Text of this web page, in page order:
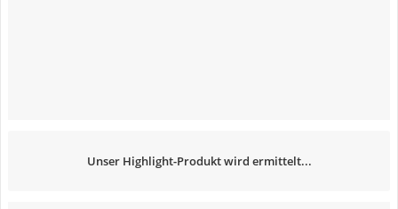
Unser Highlight-Produkt wird ermittelt...